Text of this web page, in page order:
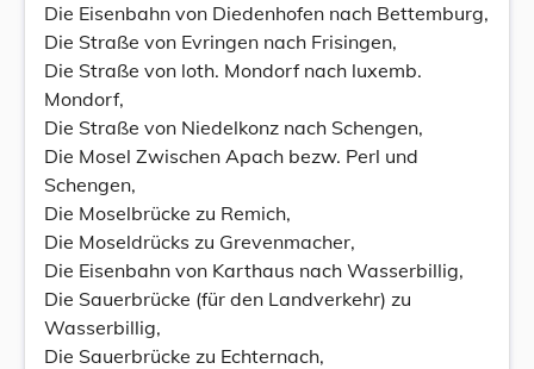
Die Eisenbahn von Diedenhofen nach Bettemburg,
Die Straße von Evringen nach Frisingen,
Die Straße von loth. Mondorf nach luxemb.
Mondorf,
Die Straße von Niedelkonz nach Schengen,
Die Mosel Zwischen Apach bezw. Perl und
Schengen,
Die Moselbrücke zu Remich,
Die Moseldrücks zu Grevenmacher,
Die Eisenbahn von Karthaus nach Wasserbillig,
Die Sauerbrücke (für den Landverkehr) zu
Wasserbillig,
Die Sauerbrücke zu Echternach,